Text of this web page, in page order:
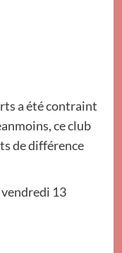
a été contraint
ce club
de différence
13